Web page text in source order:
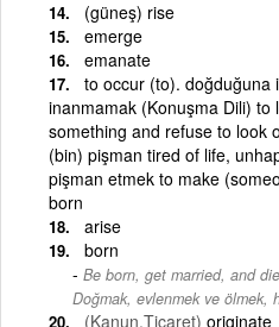
(güneş) rise
emerge
emanate
to occur (to). doğduğuna
inanmamak (Konuşma Dili)
something and refuse to look
(bin) pişman tired of life,
pişman etmek to make
born
arise
born
Be born, get married, and
Doğmak, evlenmek ve ölmek,
(Kanun,Ticaret) originate